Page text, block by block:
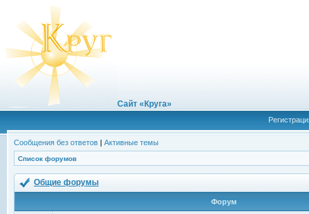
Сайт «Круга»
Сообщения без ответов | Активные темы
Список форумов
Общие форумы
Форум